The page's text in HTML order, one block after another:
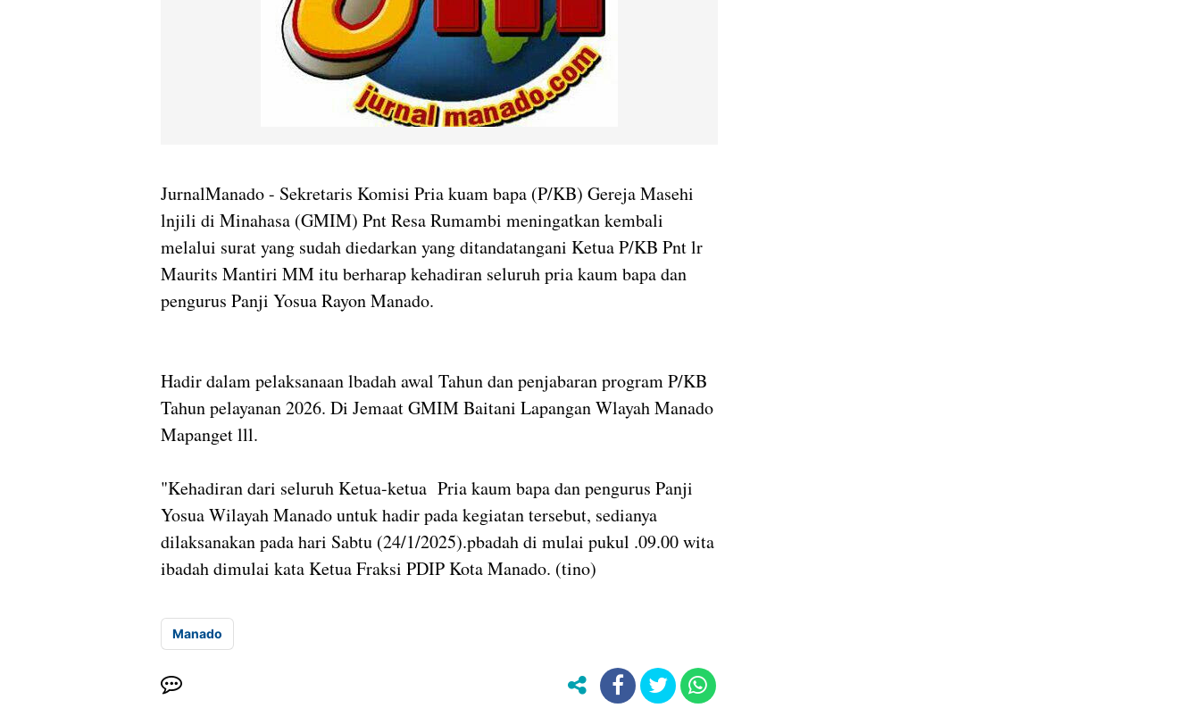
JurnalManado - Sekretaris Komisi Pria kuam bapa (P/KB) Gereja Masehi
lnjili di Minahasa (GMIM) Pnt Resa Rumambi meningatkan kembali
melalui surat yang sudah diedarkan yang ditandatangani Ketua P/KB Pnt lr
Maurits Mantiri MM itu berharap kehadiran seluruh pria kaum bapa dan
pengurus Panji Yosua Rayon Manado.
Hadir dalam pelaksanaan lbadah awal Tahun dan penjabaran program P/KB
Tahun pelayanan 2026. Di Jemaat GMIM Baitani Lapangan Wlayah Manado
Mapanget lll.
"Kehadiran dari seluruh Ketua-ketua Pria kaum bapa dan pengurus Panji
Yosua Wilayah Manado untuk hadir pada kegiatan tersebut, sedianya
dilaksanakan pada hari Sabtu (24/1/2025).pbadah di mulai pukul .09.00 wita
ibadah dimulai kata Ketua Fraksi PDIP Kota Manado. (tino)
Manado